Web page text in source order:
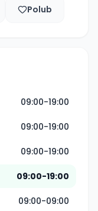
Polub
09:00-19:00
09:00-19:00
09:00-19:00
09:00-19:00
09:00-09:00